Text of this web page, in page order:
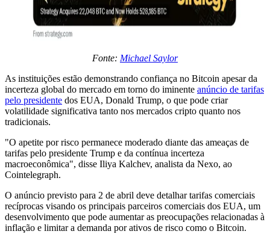
Fonte: Michael Saylor
As instituições estão demonstrando confiança no Bitcoin apesar da
incerteza global do mercado em torno do iminente anúncio de tarifas
pelo presidente dos EUA, Donald Trump, o que pode criar
volatilidade significativa tanto nos mercados cripto quanto nos
tradicionais.
"O apetite por risco permanece moderado diante das ameaças de
tarifas pelo presidente Trump e da contínua incerteza
macroeconômica", disse Iliya Kalchev, analista da Nexo, ao
Cointelegraph.
O anúncio previsto para 2 de abril deve detalhar tarifas comerciais
recíprocas visando os principais parceiros comerciais dos EUA, um
desenvolvimento que pode aumentar as preocupações relacionadas à
inflação e limitar a demanda por ativos de risco como o Bitcoin.